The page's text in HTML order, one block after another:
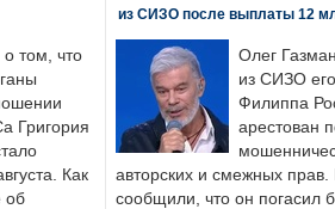
том, что
Григория
Как
об
из СИЗО после выплаты 12
Олег
из СИЗО
Филиппа
арестован
авторских и смежных прав.
сообщили, что он погасил